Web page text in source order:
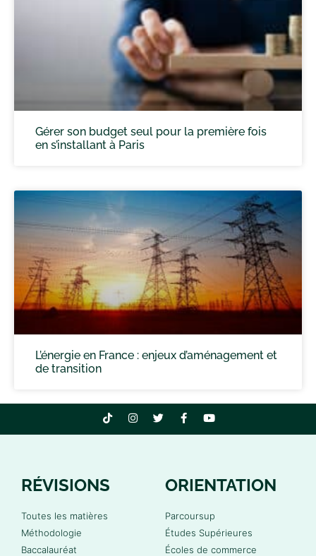
Gérer son budget seul pour la première fois
en s’installant à Paris
L’énergie en France : enjeux d’aménagement et
de transition
RÉVISIONS
Toutes les matières
Méthodologie
Baccalauréat
ORIENTATION
Parcoursup
Études Supérieures
Écoles de commerce